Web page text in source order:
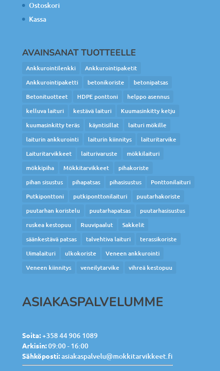
Ostoskori
Kassa
AVAINSANAT TUOTTEELLE
Ankkurointilenkki
Ankkurointipaketit
Ankkurointipaketti
betonikoriste
betonipatsas
Betonituotteet
HDPE ponttoni
helppo asennus
kelluva laituri
kestävä laituri
Kuumasinkitty ketju
kuumasinkitty teräs
käyntisillat
laituri mökille
laiturin ankkurointi
laiturin kiinnitys
laituritarvike
Laituritarvikkeet
laiturivaruste
mökkilaituri
mökkipiha
Mökkitarvikkeet
pihakoriste
pihan sisustus
pihapatsas pihasisustus
Ponttonilaituri
Putkiponttoni
putkiponttonilaituri
puutarhakoriste
puutarhan koristelu
puutarhapatsas
puutarhasisustus
ruskea kestopuu
Ruuvipaalut
Sakkelit
säänkestävä patsas
talvehtiva laituri
terassikoriste
Uimalaituri
ulkokoriste
Veneen ankkurointi
Veneen kiinnitys
veneilytarvike vihreä kestopuu
ASIAKASPALVELUMME
Soita:+358 44 906 1089
Arkisin:09:00 - 16:00
Sähköposti:asiakaspalvelu@mokkitarvikkeet.fi